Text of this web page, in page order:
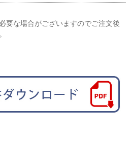
要な場合がございますのでご注文後